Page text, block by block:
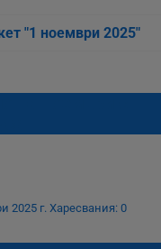
"1 ноември 2025"
2025 г. Харесвания: 0